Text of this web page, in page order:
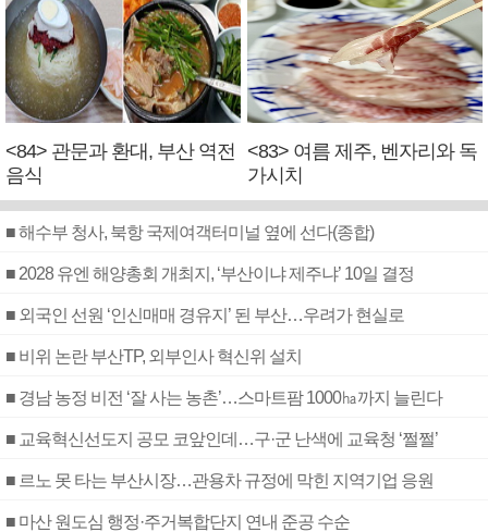
<84> 관문과 환대, 부산 역전
음식
<83> 여름 제주, 벤자리와 독
가시치
■ 해수부 청사, 북항 국제여객터미널 옆에 선다(종합)
■ 2028 유엔 해양총회 개최지, ‘부산이냐 제주냐’ 10일 결정
■ 외국인 선원 ‘인신매매 경유지’ 된 부산…우려가 현실로
■ 비위 논란 부산TP, 외부인사 혁신위 설치
■ 경남 농정 비전 ‘잘 사는 농촌’…스마트팜 1000㏊까지 늘린다
■ 교육혁신선도지 공모 코앞인데…구·군 난색에 교육청 ‘쩔쩔’
■ 르노 못 타는 부산시장…관용차 규정에 막힌 지역기업 응원
■ 마산 원도심 행정·주거복합단지 연내 준공 수순